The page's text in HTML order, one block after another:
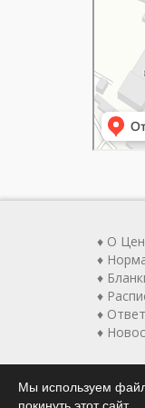
♦ О
♦
♦
♦
♦
♦
Мы используем